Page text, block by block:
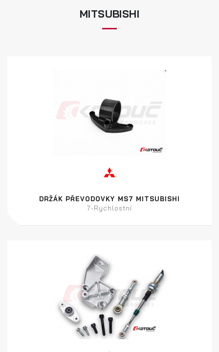
MITSUBISHI
DRŽÁK PŘEVODOVKY MS7 MITSUBISHI
7-Rychlostní